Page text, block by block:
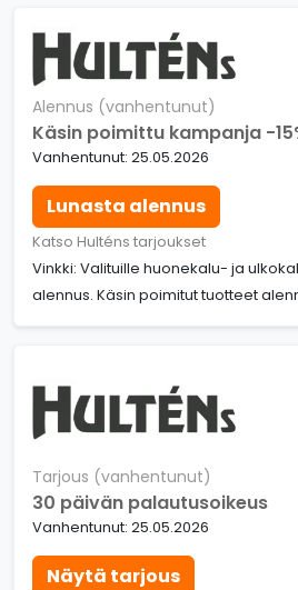
Alennus (vanhentunut)
Käsin poimittu kampanja -
Vanhentunut: 25.05.2026
Lunasta alennus
Katso Hulténs tarjoukset
Vinkki: Valituille huonekalu- ja
alennus. Käsin poimitut tuotteet
Tarjous (vanhentunut)
30 päivän palautusoikeus
Vanhentunut: 25.05.2026
Näytä tarjous